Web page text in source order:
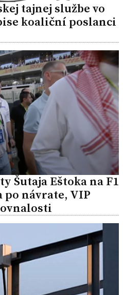
tajnej službe vo
koaliční poslanci
Šutaja Eštoka na F1
po návrate, VIP